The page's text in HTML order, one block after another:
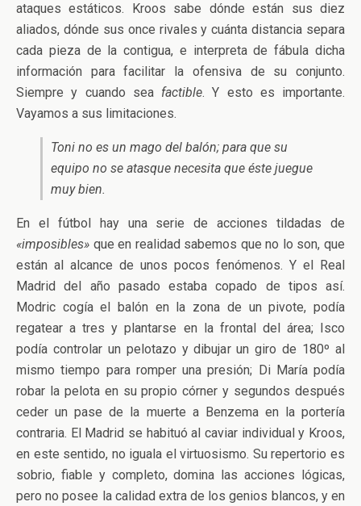
ataques estáticos. Kroos sabe dónde están sus diez
aliados, dónde sus once rivales y cuánta distancia separa
cada pieza de la contigua, e interpreta de fábula dicha
información para facilitar la ofensiva de su conjunto.
Siempre y cuando sea factible. Y esto es importante.
Vayamos a sus limitaciones.
Toni no es un mago del balón; para que su
equipo no se atasque necesita que éste juegue
muy bien.
En el fútbol hay una serie de acciones tildadas de
«imposibles» que en realidad sabemos que no lo son, que
están al alcance de unos pocos fenómenos. Y el Real
Madrid del año pasado estaba copado de tipos así.
Modric cogía el balón en la zona de un pivote, podía
regatear a tres y plantarse en la frontal del área; Isco
podía controlar un pelotazo y dibujar un giro de 180º al
mismo tiempo para romper una presión; Di María podía
robar la pelota en su propio córner y segundos después
ceder un pase de la muerte a Benzema en la portería
contraria. El Madrid se habituó al caviar individual y Kroos,
en este sentido, no iguala el virtuosismo. Su repertorio es
sobrio, fiable y completo, domina las acciones lógicas,
pero no posee la calidad extra de los genios blancos, y en